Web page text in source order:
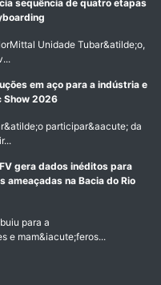
sequência de quatro etapas
Unidade Tubar&atilde;o,
em aço para a indústria e
Show 2026
participar&aacute; da
gera dados inéditos para
ameaçadas na Bacia do Rio
para a
e mam&iacute;feros...